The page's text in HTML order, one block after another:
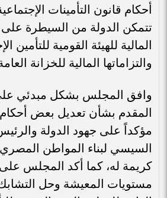
أحكام قانون التأمينات
تتمكن الدولة من السيطرة
المالية للهيئة القومية للتأمين
والتزاماتها المالية للخزانة
وافق المجلس بشكل مبدئي
المقدم بشأن تعديل بعض أحكام
مؤكداً على جهود الدولة
السيسي لبناء المواطن المصري
كريمة له، كما أكد المجلس
مستويات المعيشة وحل